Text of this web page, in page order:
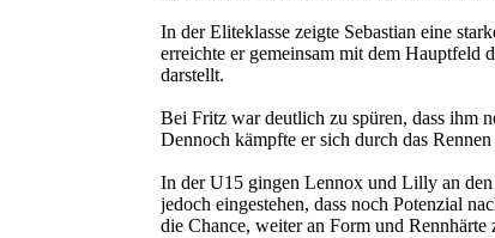
In der Eliteklasse zeigte Sebastian eine
erreichte er gemeinsam mit dem Hauptfeld
darstellt.
Bei Fritz war deutlich zu spüren, dass ihm
Dennoch kämpfte er sich durch das
In der U15 gingen Lennox und Lilly an
jedoch eingestehen, dass noch Potenzial
die Chance, weiter an Form und Rennhärte